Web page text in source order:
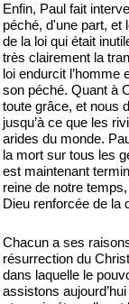
Enfin, Paul fait
péché, d'une part, et
de la loi qui était
très clairement la
loi endurcit l’homme
son péché. Quant à
toute grâce, et nous
jusqu’à ce que les
arides du monde.
la mort sur tous les
est maintenant
reine de notre
Dieu renforcée de la
Chacun a ses
résurrection du
dans laquelle le
assistons